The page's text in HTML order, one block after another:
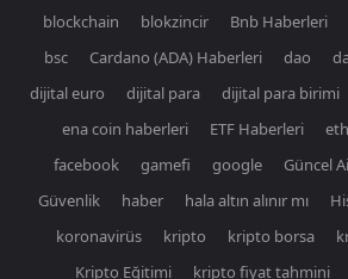
blockchain
blokzincir Bnb Haberleri
bsc
Cardano (ADA) Haberleri dao
dijital euro
dijital para dijital para birimi
ena coin haberleri
ETF Haberleri
facebook
gamefi google
Güncel
Güvenlik
haber hala altın alınır mı
koronavirüs
kripto kripto borsa
Kripto Eğitimi
kripto fiyat tahmini